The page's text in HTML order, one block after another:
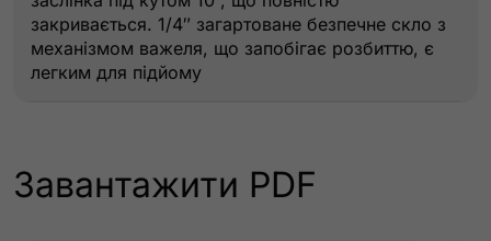
закривається. 1/4″ загартоване безпечне скло з
механізмом важеля, що запобігає розбиттю, є
легким для підйому
Макс. відкриття заслінки
Завантажити PDF